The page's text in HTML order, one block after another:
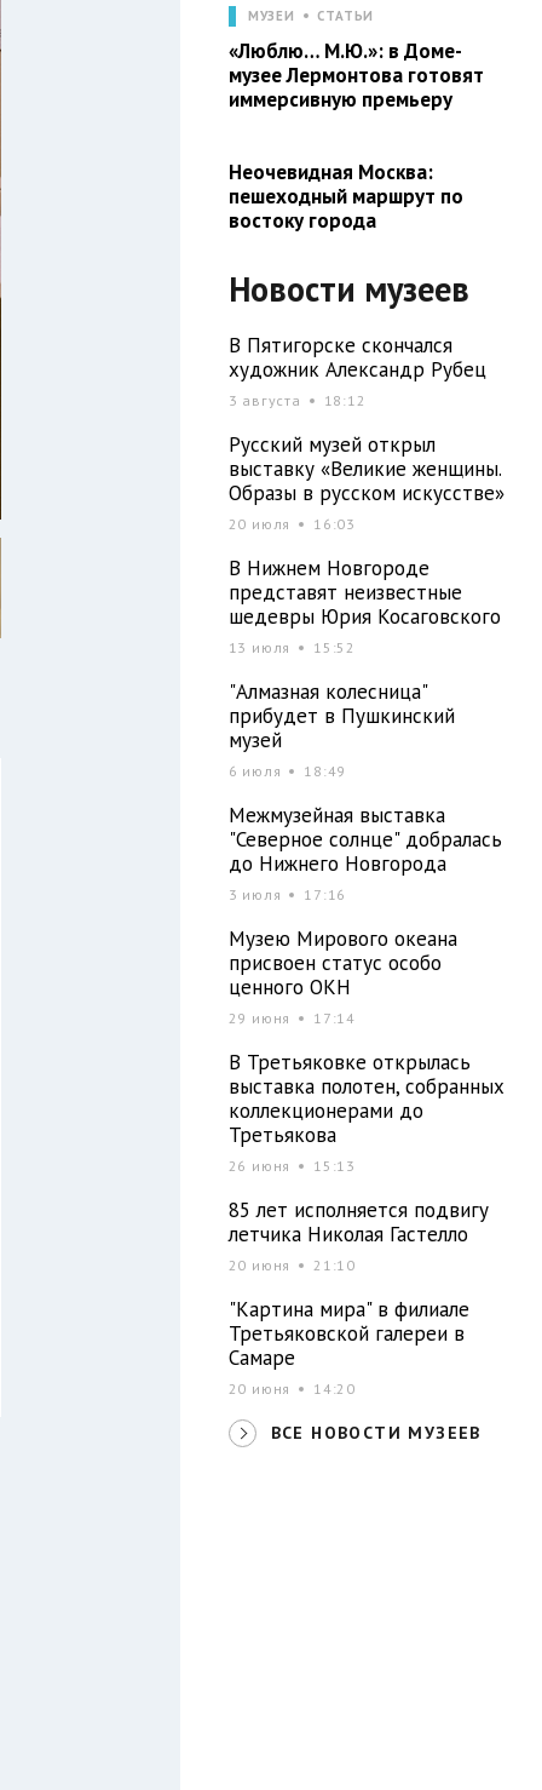
МУЗЕИ СТАТЬИ
«Люблю… М.Ю.»: в Доме-
музее Лермонтова готовят
иммерсивную премьеру
Неочевидная Москва:
пешеходный маршрут по
востоку города
Новости музеев
В Пятигорске скончался
художник Александр Рубец
3 августа 18:12
Русский музей открыл
выставку «Великие женщины.
Образы в русском искусстве»
20 июля 16:03
В Нижнем Новгороде
представят неизвестные
шедевры Юрия Косаговского
13 июля 15:52
"Алмазная колесница"
прибудет в Пушкинский
музей
6 июля 18:49
Межмузейная выставка
"Северное солнце" добралась
до Нижнего Новгорода
3 июля 17:16
Музею Мирового океана
присвоен статус особо
ценного ОКН
29 июня 17:14
В Третьяковке открылась
выставка полотен, собранных
коллекционерами до
Третьякова
26 июня 15:13
85 лет исполняется подвигу
летчика Николая Гастелло
20 июня 21:10
"Картина мира" в филиале
Третьяковской галереи в
Самаре
20 июня 14:20
ВСЕ НОВОСТИ МУЗЕЕВ